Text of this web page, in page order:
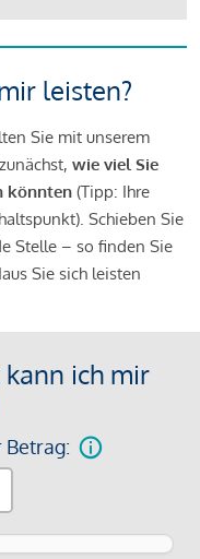
leisten?
Sie mit unserem
wie viel Sie
könnten (Tipp: Ihre
Schieben Sie
Stelle – so finden Sie
Sie sich leisten
ich mir